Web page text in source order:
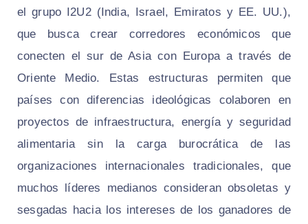
el grupo I2U2 (India, Israel, Emiratos y EE. UU.),
que busca crear corredores económicos que
conecten el sur de Asia con Europa a través de
Oriente Medio. Estas estructuras permiten que
países con diferencias ideológicas colaboren en
proyectos de infraestructura, energía y seguridad
alimentaria sin la carga burocrática de las
organizaciones internacionales tradicionales, que
muchos líderes medianos consideran obsoletas y
sesgadas hacia los intereses de los ganadores de